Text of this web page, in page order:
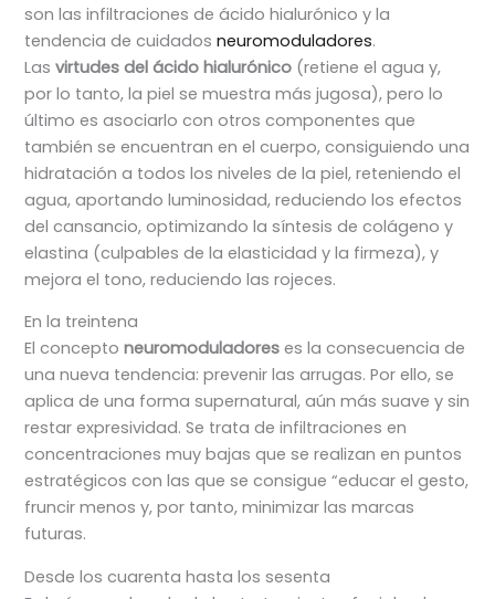
son las infiltraciones de ácido hialurónico y la
tendencia de cuidadosneuromoduladores.
Lasvirtudes del ácido hialurónico (retiene el agua y,
por lo tanto, la piel se muestra más jugosa), pero lo
último es asociarlo con otros componentes que
también se encuentran en el cuerpo, consiguiendo una
hidratación a todos los niveles de la piel, reteniendo el
agua, aportando luminosidad, reduciendo los efectos
del cansancio, optimizando la síntesis de colágeno y
elastina (culpables de la elasticidad y la firmeza), y
mejora el tono, reduciendo las rojeces.
En la treintena
El conceptoneuromoduladores es la consecuencia de
una nueva tendencia: prevenir las arrugas. Por ello, se
aplica de una forma supernatural, aún más suave y sin
restar expresividad. Se trata de infiltraciones en
concentraciones muy bajas que se realizan en puntos
estratégicos con las que se consigue “educar el gesto,
fruncir menos y, por tanto, minimizar las marcas
futuras.
Desde los cuarenta hasta los sesenta